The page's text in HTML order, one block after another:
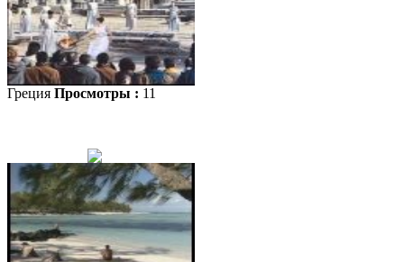
Греция Просмотры : 11